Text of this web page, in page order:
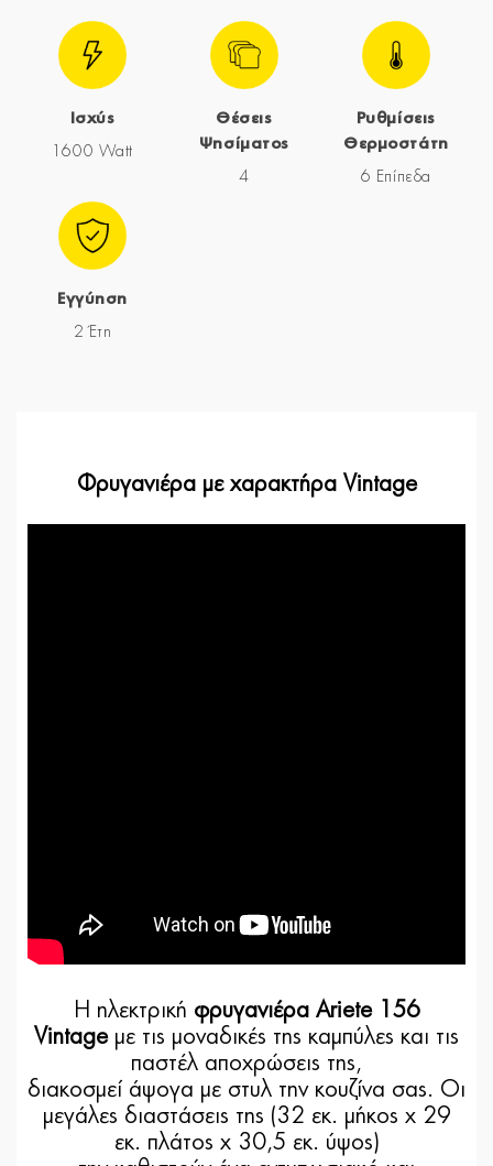
Ισχύς
1600 Watt
Θέσεις
Ψησίματος
4
Ρυθμίσεις
Θερμοστάτη
6 Επίπεδα
Εγγύηση
2 Έτη
Φρυγανιέρα με χαρακτήρα Vintage
Η ηλεκτρική φρυγανιέρα Ariete 156
Vintageμε τις μοναδικές της καμπύλες και τις
παστέλ αποχρώσεις της,
διακοσμεί άψογα με στυλ την κουζίνα σας. Οι
μεγάλες διαστάσεις της (32 εκ. μήκος x 29
εκ. πλάτος x 30,5 εκ. ύψος)